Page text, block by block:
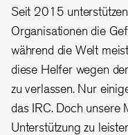
Seit 2015
Organisationen die
während die Welt
diese Helfer wegen
zu verlassen. Nur
das IRC. Doch unsere
Unterstützung zu